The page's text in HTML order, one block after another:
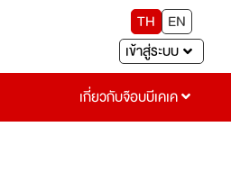
TH
EN
เข้าสู่ระบบ
เกี่ยวกับจ๊อบบีเคเค